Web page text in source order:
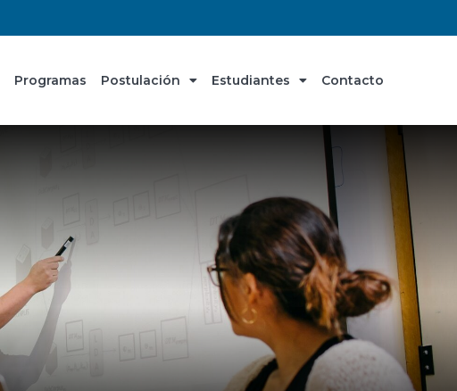
Programas Postulación Estudiantes Contacto